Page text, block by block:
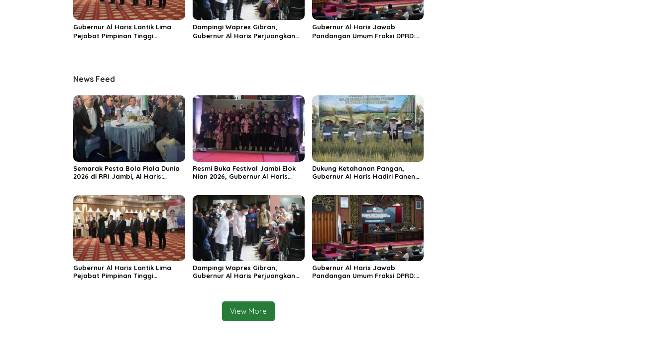
Gubernur Al Haris Lantik Lima
Pejabat Pimpinan Tinggi
Dampingi Wapres Gibran,
Gubernur Al Haris Perjuangkan
Gubernur Al Haris Jawab
Pandangan Umum Fraksi DPRD:
News Feed
Semarak Pesta Bola Piala Dunia
2026 di RRI Jambi, Al Haris:
Resmi Buka Festival Jambi Elok
Nian 2026, Gubernur Al Haris
Unggulan
Dukung Ketahanan Pangan,
Gubernur Al Haris Hadiri Panen
Gubernur Al Haris Lantik Lima
Pejabat Pimpinan Tinggi
Dampingi Wapres Gibran,
Gubernur Al Haris Perjuangkan
Gubernur Al Haris Jawab
Pandangan Umum Fraksi DPRD:
View More